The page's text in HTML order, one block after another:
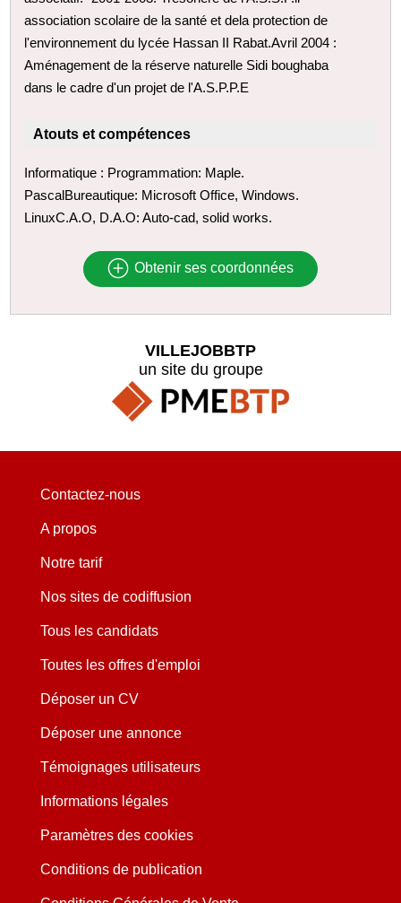
association scolaire de la santé et dela protection de
l'environnement du lycée Hassan II Rabat.Avril 2004 :
Aménagement de la réserve naturelle Sidi boughaba
dans le cadre d'un projet de l'A.S.P.P.E
Atouts et compétences
Informatique : Programmation: Maple.
PascalBureautique: Microsoft Office, Windows.
LinuxC.A.O, D.A.O: Auto-cad, solid works.
Obtenir ses coordonnées
VILLEJOBBTP
un site du groupe
Contactez-nous
A propos
Notre tarif
Nos sites de codiffusion
Tous les candidats
Toutes les offres d'emploi
Déposer un CV
Déposer une annonce
Témoignages utilisateurs
Informations légales
Paramètres des cookies
Conditions de publication